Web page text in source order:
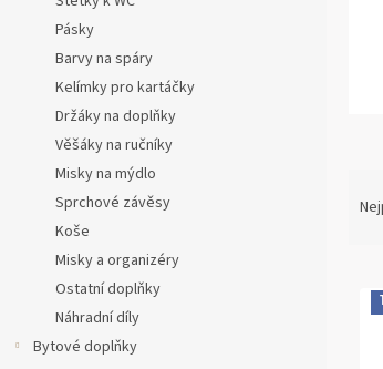
Pásky
Barvy na spáry
Kelímky pro kartáčky
Držáky na doplňky
Věšáky na ručníky
Misky na mýdlo
Sprchové závěsy
Koše
Misky a organizéry
Ostatní doplňky
Náhradní díly
Bytové doplňky
A